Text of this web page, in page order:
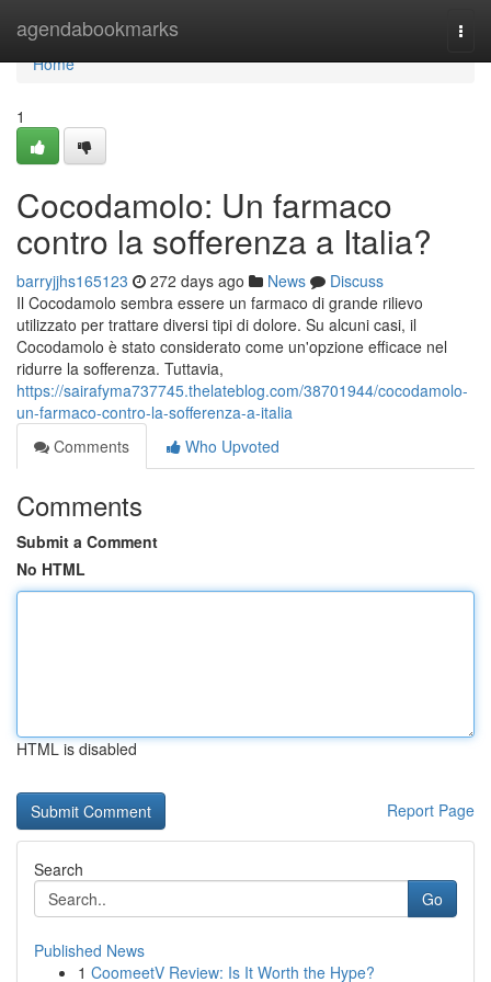
agendabookmarks
Home
Home
1
Cocodamolo: Un farmaco
contro la sofferenza a Italia?
barryjjhs165123 272 days ago News
Discuss
Il Cocodamolo sembra essere un farmaco di grande rilievo
utilizzato per trattare diversi tipi di dolore. Su alcuni casi, il
Cocodamolo è stato considerato come un'opzione efficace nel
ridurre la sofferenza. Tuttavia,
https://sairafyma737745.thelateblog.com/38701944/cocodamolo-
un-farmaco-contro-la-sofferenza-a-italia
Comments
Who Upvoted
Comments
Submit a Comment
No HTML
HTML is disabled
Report Page
Search
Go
Published News
1 CoomeetV Review: Is It Worth the Hype?